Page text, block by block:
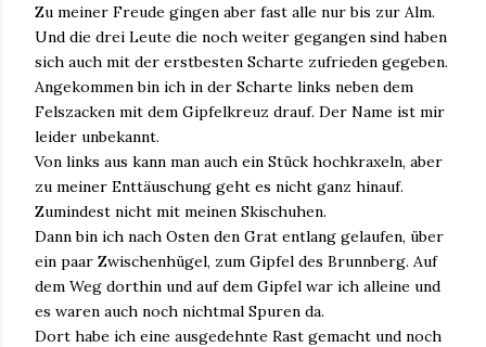
Zu meiner Freude gingen aber fast alle nur bis zur Alm.
Und die drei Leute die noch weiter gegangen sind haben
sich auch mit der erstbesten Scharte zufrieden gegeben.
Angekommen bin ich in der Scharte links neben dem
Felszacken mit dem Gipfelkreuz drauf. Der Name ist mir
leider unbekannt.
Von links aus kann man auch ein Stück hochkraxeln, aber
zu meiner Enttäuschung geht es nicht ganz hinauf.
Zumindest nicht mit meinen Skischuhen.
Dann bin ich nach Osten den Grat entlang gelaufen, über
ein paar Zwischenhügel, zum Gipfel des Brunnberg. Auf
dem Weg dorthin und auf dem Gipfel war ich alleine und
es waren auch noch nichtmal Spuren da.
Dort habe ich eine ausgedehnte Rast gemacht und noch